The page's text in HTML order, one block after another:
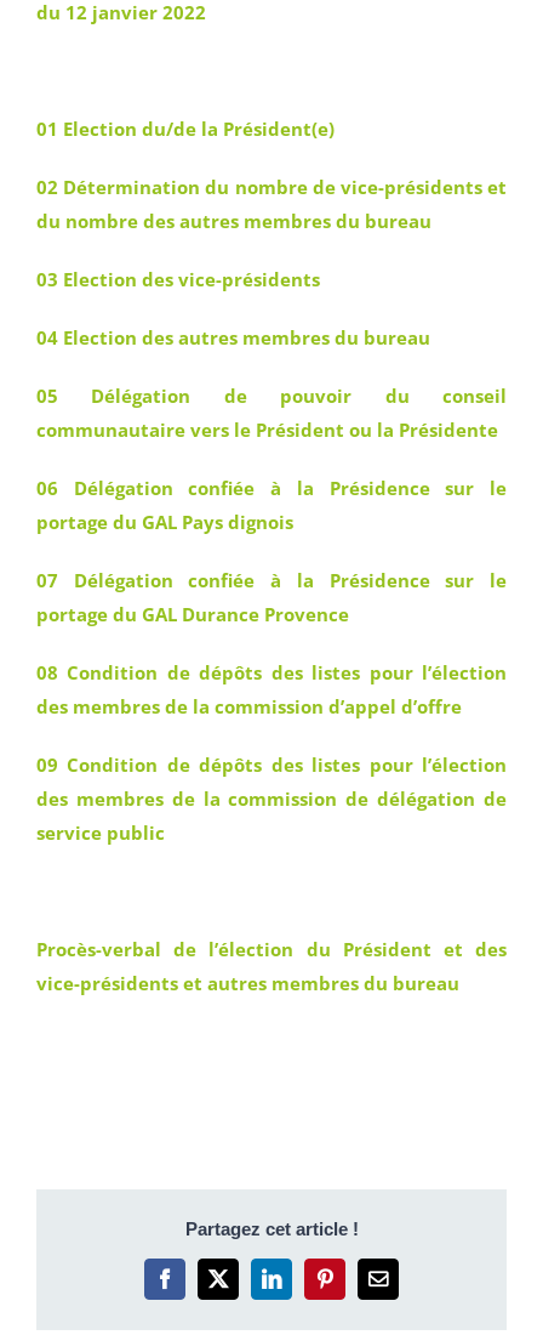
du 12 janvier 2022
01 Election du/de la Président(e)
02 Détermination du nombre de vice-présidents et
du nombre des autres membres du bureau
03 Election des vice-présidents
04 Election des autres membres du bureau
05 Délégation de pouvoir du conseil
communautaire vers le Président ou la Présidente
06 Délégation confiée à la Présidence sur le
portage du GAL Pays dignois
07 Délégation confiée à la Présidence sur le
portage du GAL Durance Provence
08 Condition de dépôts des listes pour l’élection
des membres de la commission d’appel d’offre
09 Condition de dépôts des listes pour l’élection
des membres de la commission de délégation de
service public
Procès-verbal de l’élection du Président et des
vice-présidents et autres membres du bureau
Partagez cet article !
Facebook
X LinkedInPinterestEmail